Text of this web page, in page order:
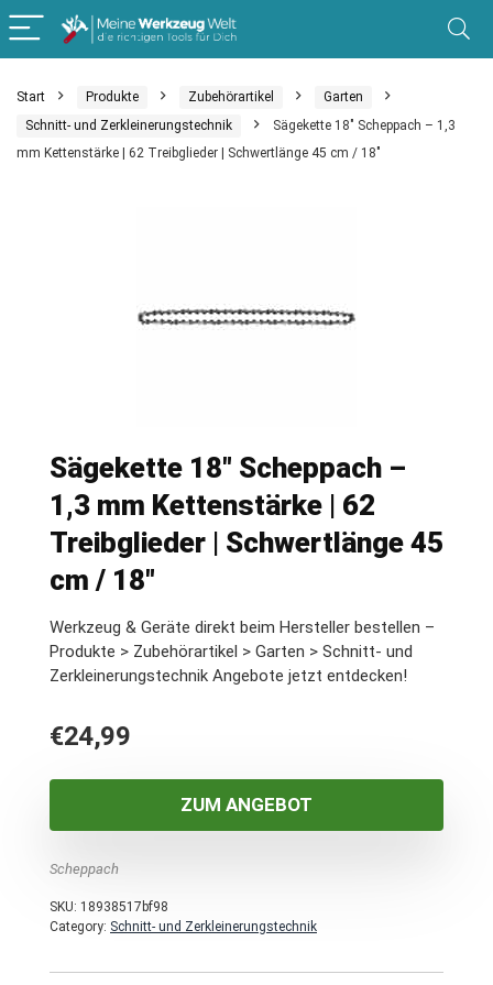
Start Produkte Zubehörartikel
Garten
Schnitt- und Zerkleinerungstechnik
Sägekette 18″ Scheppach – 1,3
mm Kettenstärke | 62 Treibglieder | Schwertlänge 45 cm / 18″
Sägekette 18″ Scheppach –
1,3 mm Kettenstärke | 62
Treibglieder | Schwertlänge 45
cm / 18″
Werkzeug & Geräte direkt beim Hersteller bestellen –
Produkte > Zubehörartikel > Garten > Schnitt- und
Zerkleinerungstechnik Angebote jetzt entdecken!
€24,99
ZUM ANGEBOT
Scheppach
SKU: 18938517bf98
Category: Schnitt- und Zerkleinerungstechnik